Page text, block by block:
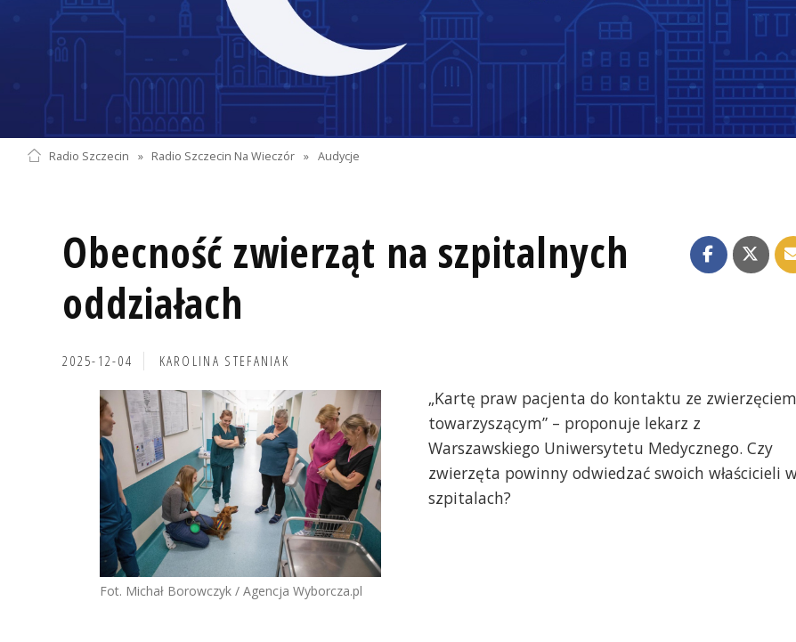
Radio Szczecin » Radio Szczecin Na Wieczór » Audycje
Obecność zwierząt na szpitalnych
oddziałach
2025-12-04 KAROLINA STEFANIAK
Fot. Michał Borowczyk / Agencja Wyborcza.pl
„Kartę praw pacjenta do kontaktu ze zwierzęciem
towarzyszącym” – proponuje lekarz z
Warszawskiego Uniwersytetu Medycznego. Czy
zwierzęta powinny odwiedzać swoich właścicieli
szpitalach?